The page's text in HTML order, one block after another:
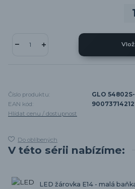
Číslo produktu:
GLO
EAN kód:
Hlídat cenu / dostupnost
Do oblíbených
V této sérii nabízíme:
LED žárovka E14 - malá